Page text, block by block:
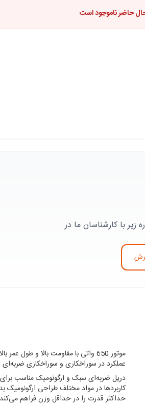
حاضر ناموجود است
با کارشناسان ما در
موتور 650 واتی با مقاومت بالا و طول عمر
عملکرد در سوراخکاری و سوراخکاری ضربه‌ای
دریل ضربه‌ای سبک و ارگونومیک مناسب برای
کاربردها در مواد مختلف طراحی ارگونومیک
حداکثر قدرت را در حداقل وزن فراهم می‌کند